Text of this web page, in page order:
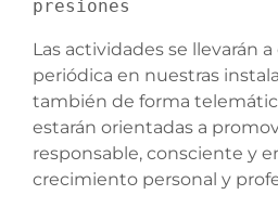
presiones
Las actividades se llevarán
periódica en nuestras
también de forma
estarán orientadas a
responsable, consciente y
crecimiento personal y